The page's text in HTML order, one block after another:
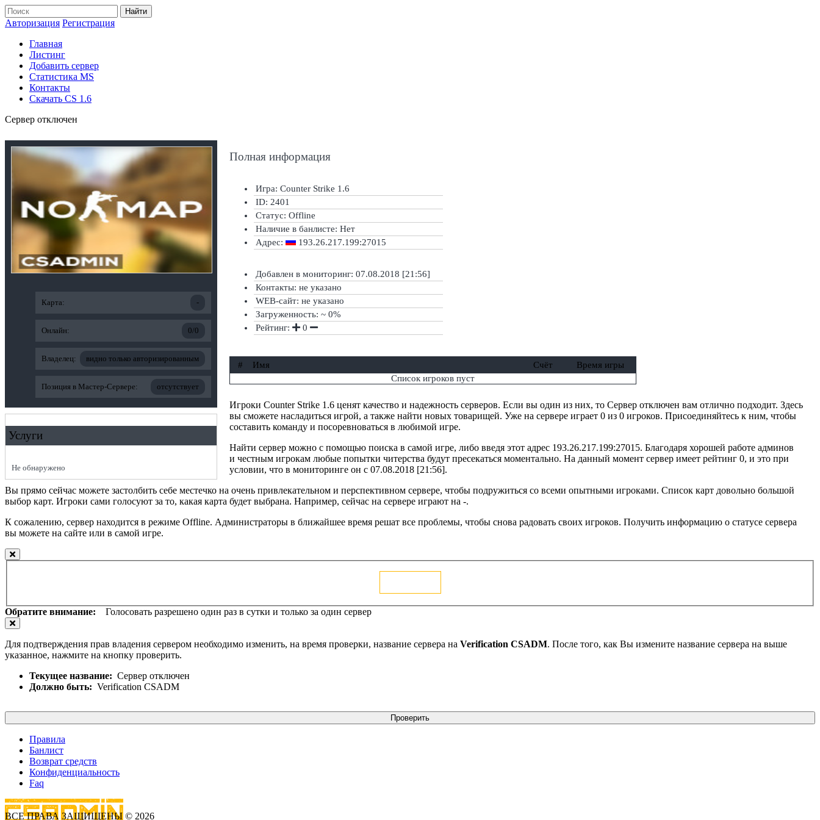
Найти
Авторизация Регистрация
Главная
Листинг
Добавить сервер
Статистика MS
Контакты
Скачать CS 1.6
Сервер отключен
Карта: -
Онлайн: 0/0
Владелец: видно только авторизированным
Позиция в Мастер-Сервере: отсутствует
Услуги
Не обнаружено
Полная информация
Игра: Counter Strike 1.6
ID: 2401
Статус: Offline
Наличие в банлисте: Нет
Адрес:
193.26.217.199:27015
Добавлен в мониторинг: 07.08.2018 [21:56]
Контакты: не указано
WEB-сайт: не указано
Загруженность: ~ 0%
Рейтинг:
0
# Имя Счёт
Время игры
Список игроков пуст
Игроки Counter Strike 1.6 ценят качество и надежность серверов. Если вы один из них, то Сервер отключен вам отлично подходит. Здесь
вы сможете насладиться игрой, а также найти новых товарищей. Уже на сервере играет 0 из 0 игроков. Присоединяйтесь к ним, чтобы
составить команду и посоревноваться в любимой игре.
Найти сервер можно с помощью поиска в самой игре, либо введя этот адрес 193.26.217.199:27015. Благодаря хорошей работе админов
и честным игрокам любые попытки читерства будут пресекаться моментально. На данный момент сервер имеет рейтинг 0, и это при
условии, что в мониторинге он с 07.08.2018 [21:56].
Вы прямо сейчас можете застолбить себе местечко на очень привлекательном и перспективном сервере, чтобы подружиться со всеми опытными игроками. Список карт довольно большой
выбор карт. Игроки сами голосуют за то, какая карта будет выбрана. Например, сейчас на сервере играют на -.
К сожалению, сервер находится в режиме Offline. Администраторы в ближайшее время решат все проблемы, чтобы снова радовать своих игроков. Получить информацию о статусе сервера
вы можете на сайте или в самой игре.
Обратите внимание: Голосовать разрешено один раз в сутки и только за один сервер
Для подтверждения прав владения сервером необходимо изменить, на время проверки, название сервера на Verification CSADM. После того, как Вы измените название сервера на выше
указанное, нажмите на кнопку проверить.
Текущее название: Сервер отключен
Должно быть: Verification CSADM
Проверить
Правила
Банлист
Возврат средств
Конфиденциальность
Faq
ВСЕ ПРАВА ЗАЩИЩЕНЫ © 2026